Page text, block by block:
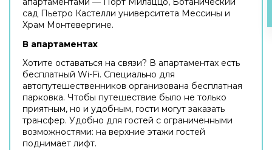
сад Пьетро Кастелли университета Мессины и
Храм Монтевергине.
В апартаментах
Хотите оставаться на связи? В апартаментах есть
бесплатный Wi-Fi. Специально для
автопутешественников организована бесплатная
парковка. Чтобы путешествие было не только
приятным, но и удобным, гости могут заказать
трансфер. Удобно для гостей с ограниченными
возможностями: на верхние этажи гостей
поднимает лифт.